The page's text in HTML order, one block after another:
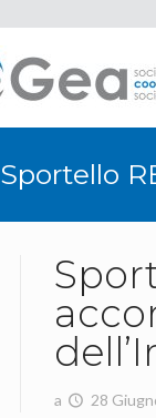
Sportello
a 28